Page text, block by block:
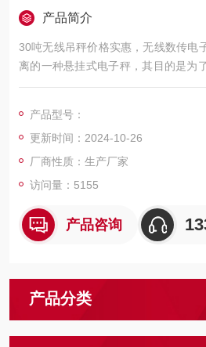
产品简介
30吨无线吊秤价格实惠，无线数传电
离的一种悬挂式电子秤，其目的是为
挡住了操作人员的视线而不能精确读
产品型号：
更新时间：2024-10-26
厂商性质：生产厂家
访问量：5155
产品咨询
产品分类